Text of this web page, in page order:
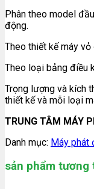
Phân theo model
động.
Theo thiết kế máy vỏ
Theo loại bảng điều
Trọng lượng và kích
thiết kế và mỗi loại
TRUNG TÂM MÁY
Danh mục: Máy phát
sản phẩm tương